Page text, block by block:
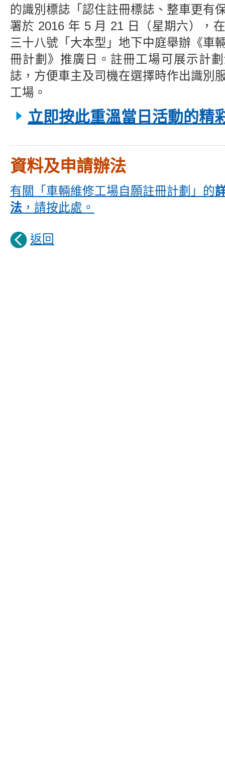
的識別標誌「認住註冊標誌、整車更有
署於 2016 年 5 月 21 日（星期六），
三十八號「大本型」地下中庭舉辦《車
冊計劃》推廣日。註冊工場可展示計
誌，方便車主及司機在選擇時作出識別
工場。
立即按此重溫當日活動的精
資料及申請辦法
有關「車輛維修工場自願註冊計劃」的
法 ，請按此處。
返回